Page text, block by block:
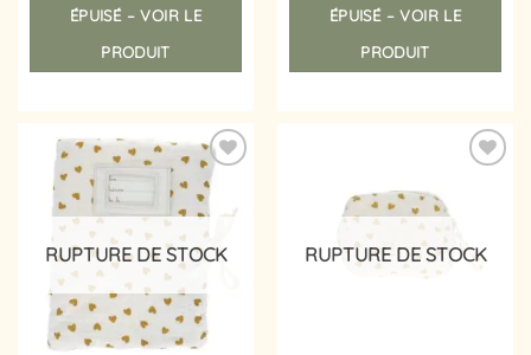
ÉPUISÉ – VOIR LE
PRODUIT
ÉPUISÉ – VOIR LE
PRODUIT
Ajouter
à la
liste
d’envies
RUPTURE DE STOCK RUPTURE DE STOCK